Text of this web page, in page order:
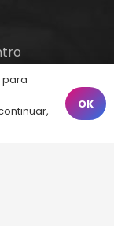
para
OK